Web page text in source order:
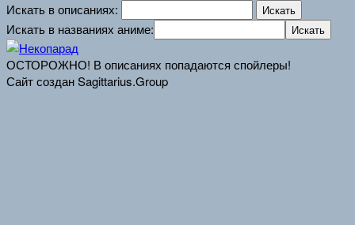
Искать в описаниях:
Искать в названиях аниме:
ОСТОРОЖНО! В описаниях попадаются спойлеры!
Сайт создан Sagittarius.Group